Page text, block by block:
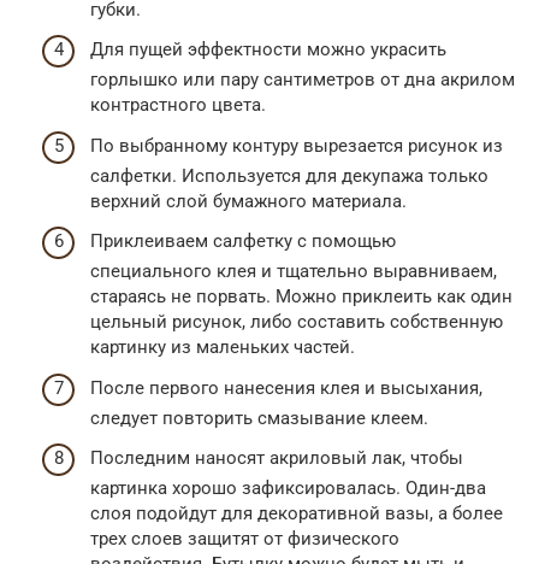
губки.
Для пущей эффектности можно украсить
горлышко или пару сантиметров от дна акрилом
контрастного цвета.
По выбранному контуру вырезается рисунок из
салфетки. Используется для декупажа только
верхний слой бумажного материала.
Приклеиваем салфетку с помощью
специального клея и тщательно выравниваем,
стараясь не порвать. Можно приклеить как один
цельный рисунок, либо составить собственную
картинку из маленьких частей.
После первого нанесения клея и высыхания,
следует повторить смазывание клеем.
Последним наносят акриловый лак, чтобы
картинка хорошо зафиксировалась. Один-два
слоя подойдут для декоративной вазы, а более
трех слоев защитят от физического